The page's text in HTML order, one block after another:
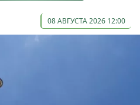
08 АВГУСТА 2026 12:00